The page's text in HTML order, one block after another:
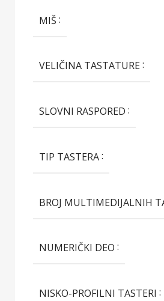
MIŠ
VELIČINA TASTATURE
SLOVNI RASPORED
TIP TASTERA
BROJ MULTIMEDIJALNIH
NUMERIČKI DEO
NISKO-PROFILNI TASTERI